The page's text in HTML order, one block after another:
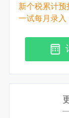
新个税累计
一试每月录入